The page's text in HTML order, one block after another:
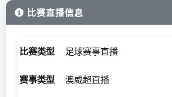
比赛直播信息
比赛类型 足球赛事直播
赛事类型 澳威超直播